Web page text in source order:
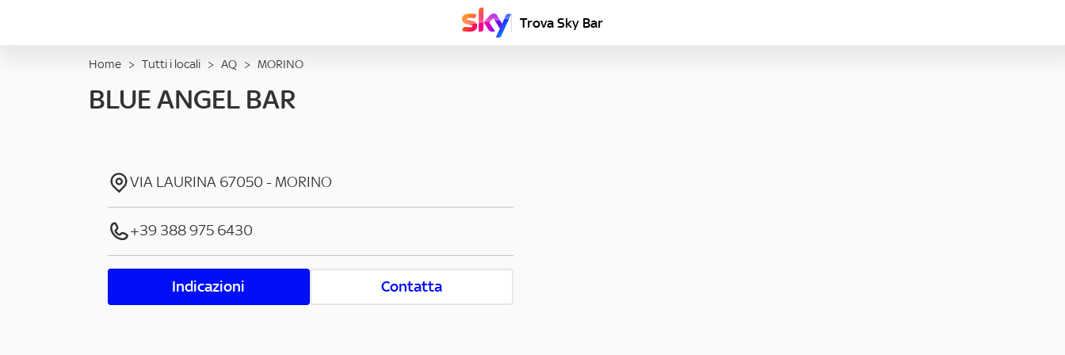
Trova Sky Bar
Home > Tutti i locali > AQ > MORINO
BLUE ANGEL BAR
VIA LAURINA 67050 - MORINO
+39 388 975 6430
Indicazioni Contatta